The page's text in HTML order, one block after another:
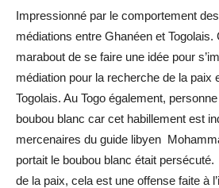
Impressionné par le comportement
médiations entre Ghanéen et Togolais.
marabout de se faire une idée pour
médiation pour la recherche de la paix
Togolais. Au Togo également,
boubou blanc car cet habillement est
mercenaires du guide libyen
portait le boubou blanc était
de la paix, cela est une offense faite à